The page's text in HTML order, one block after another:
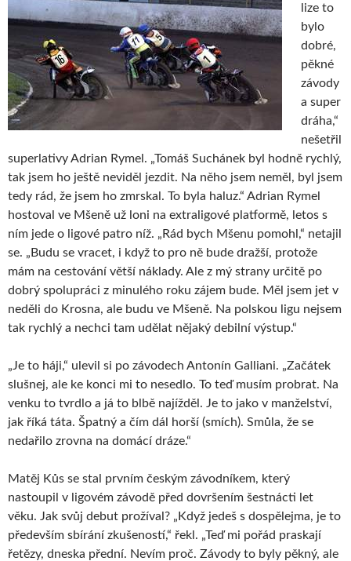
lize to
bylo
dobré,
pěkné
závody
a super
dráha,“
nešetřil
superlativy Adrian Rymel. „Tomáš Suchánek byl hodně rychlý,
tak jsem ho ještě neviděl jezdit. Na něho jsem neměl, byl jsem
tedy rád, že jsem ho zmrskal. To byla haluz.“ Adrian Rymel
hostoval ve Mšeně už loni na extraligové platformě, letos s
ním jede o ligové patro níž. „Rád bych Mšenu pomohl,“ netajil
se. „Budu se vracet, i když to pro ně bude dražší, protože
mám na cestování větší náklady. Ale z mý strany určitě po
dobrý spolupráci z minulého roku zájem bude. Měl jsem jet v
neděli do Krosna, ale budu ve Mšeně. Na polskou ligu nejsem
tak rychlý a nechci tam udělat nějaký debilní výstup.“
„Je to háji,“ ulevil si po závodech Antonín Galliani. „Začátek
slušnej, ale ke konci mi to nesedlo. To teď musím probrat. Na
venku to tvrdlo a já to blbě najížděl. Je to jako v manželství,
jak říká táta. Špatný a čím dál horší (smích). Smůla, že se
nedařilo zrovna na domácí dráze.“
Matěj Kůs se stal prvním českým závodníkem, který
nastoupil v ligovém závodě před dovršením šestnácti let
věku. Jak svůj debut prožíval? „Když jedeš s dospělejma, je to
především sbírání zkušeností,“ řekl. „Teď mi pořád praskají
řetězy, dneska přední. Nevím proč. Závody to byly pěkný, ale